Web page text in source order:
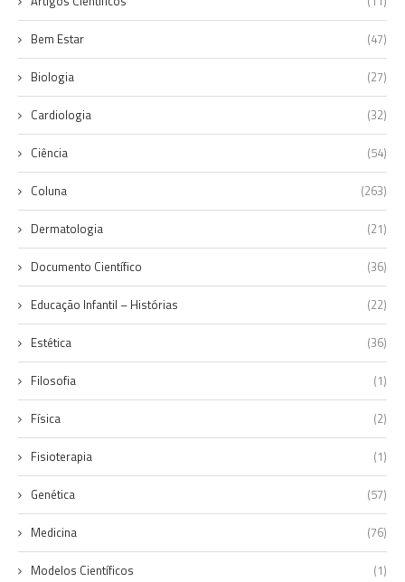
Bem Estar (47)
Biologia (27)
Cardiologia (32)
Ciência (54)
Coluna (263)
Dermatologia (21)
Documento Científico (36)
Educação Infantil – Histórias (22)
Estética (36)
Filosofia (1)
Física (2)
Fisioterapia (1)
Genética (57)
Medicina (76)
Modelos Científicos (1)